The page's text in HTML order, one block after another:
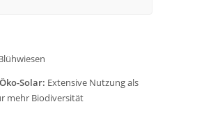
Solar: Extensive Nutzung als
mehr Biodiversität